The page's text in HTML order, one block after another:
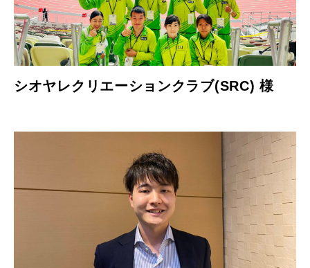
シオヤレクリエーションクラブ(SRC) 様